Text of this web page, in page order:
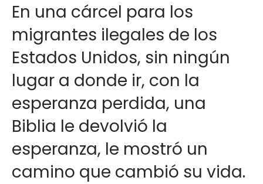
En una cárcel para los
migrantes ilegales de los
Estados Unidos, sin ningún
lugar a donde ir, con la
esperanza perdida, una
Biblia le devolvió la
esperanza, le mostró un
camino que cambió su vida.